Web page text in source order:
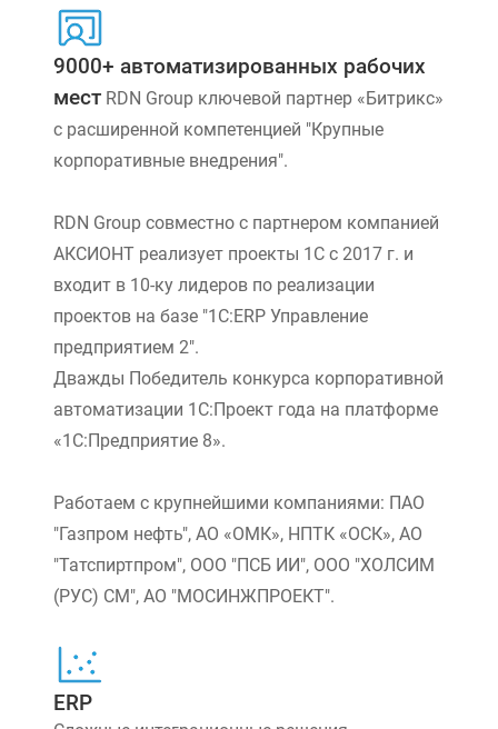
9000+ автоматизированных рабочих
мест RDN Group ключевой партнер «Битрикс»
с расширенной компетенцией "Крупные
корпоративные внедрения".
RDN Group совместно с партнером компанией
АКСИОНТ реализует проекты 1С с 2017 г. и
входит в 10-ку лидеров по реализации
проектов на базе "1С:ERP Управление
предприятием 2".
Дважды Победитель конкурса корпоративной
автоматизации 1С:Проект года на платформе
«1С:Предприятие 8».
Работаем с крупнейшими компаниями: ПАО
"Газпром нефть", АО «ОМК», НПТК «ОСК», АО
"Татспиртпром", ООО "ПСБ ИИ", ООО "ХОЛСИМ
(РУС) СМ", АО "МОСИНЖПРОЕКТ".
ERP